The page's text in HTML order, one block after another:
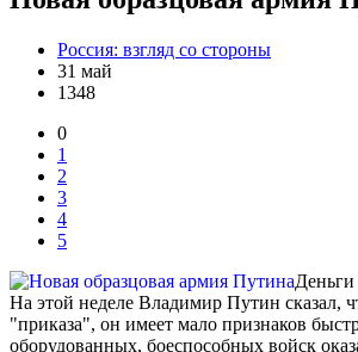
Россия: взгляд со стороны
31 май
1348
0
1
2
3
4
5
На этой неделе Владимир Путин сказал,
"приказа", он имеет мало признаков
оборудованных, боеспособных войск